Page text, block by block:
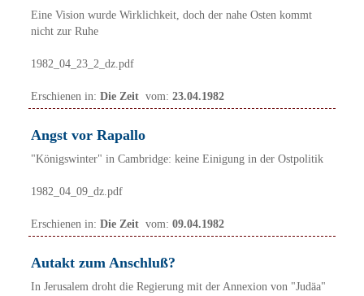
Eine Vision wurde Wirklichkeit, doch der nahe Osten kommt
nicht zur Ruhe
1982_04_23_2_dz.pdf
Erschienen in: Die Zeit vom: 23.04.1982
Angst vor Rapallo
"Königswinter" in Cambridge: keine Einigung in der Ostpolitik
1982_04_09_dz.pdf
Erschienen in: Die Zeit vom: 09.04.1982
Autakt zum Anschluß?
In Jerusalem droht die Regierung mit der Annexion von "Judäa"